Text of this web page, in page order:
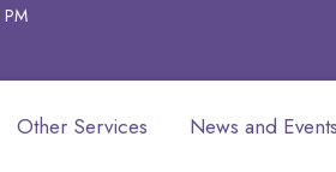
PM
Other Services News and Events